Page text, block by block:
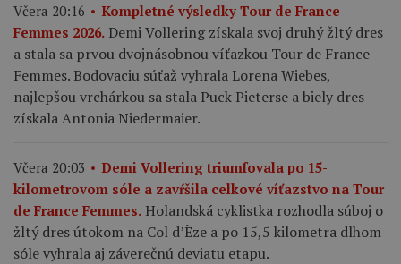
Včera 20:16
Kompletné výsledky Tour de France
Femmes 2026. Demi Vollering získala svoj druhý žltý dres
a stala sa prvou dvojnásobnou víťazkou Tour de France
Femmes. Bodovaciu súťaž vyhrala Lorena Wiebes,
najlepšou vrchárkou sa stala Puck Pieterse a biely dres
získala Antonia Niedermaier.
Včera 20:03
Demi Vollering triumfovala po 15-
kilometrovom sóle a zavŕšila celkové víťazstvo na Tour
de France Femmes. Holandská cyklistka rozhodla súboj o
žltý dres útokom na Col d’Èze a po 15,5 kilometra dlhom
sóle vyhrala aj záverečnú deviatu etapu.